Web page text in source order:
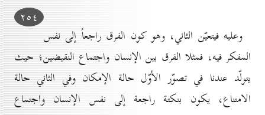
۲٥٤
وعليه فيتعيّن الثاني، وهو كون الفرق راجعاً إلى نفس
المفكر فيه، فمثلا الفرق بين الإنسان واجتماع النقيضين؛ حيث
يتولّد عندنا في تصوّر الأوّل حالة الإمكان وفي الثاني حالة
الامتناع، يكون بنكتة راجعة إلى نفس الإنسان واجتماع